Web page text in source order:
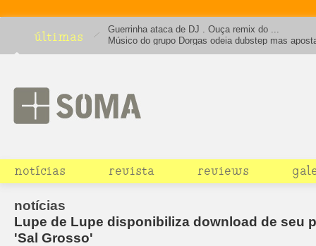
últimas
Guerrinha ataca de DJ . Ouça remix do ...
Músico do grupo Dorgas odeia dubstep mas
house em projeto solo obcecado por Terre
notícias revista reviews
notícias
Lupe de Lupe disponibiliza download de seu
'Sal Grosso'